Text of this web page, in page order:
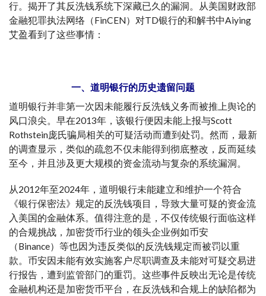
行。揭开了其反洗钱系统下深藏已久的漏洞。从美国财政部
金融犯罪执法网络（FinCEN）对TD银行的和解书中Aiying
艾盈看到了这些事情：
一、道明银行的历史遗留问题
道明银行并非第一次因未能履行反洗钱义务而被推上舆论的
风口浪尖。早在2013年，该银行便因未能上报与Scott
Rothstein庞氏骗局相关的可疑活动而遭到处罚。然而，最新
的调查显示，类似的疏忽不仅未能得到彻底整改，反而延续
至今，并且涉及更大规模的资金流动与复杂的系统漏洞。
从2012年至2024年，道明银行未能建立和维护一个符合
《银行保密法》规定的反洗钱项目，导致大量可疑的资金流
入美国的金融体系。值得注意的是，不仅传统银行面临这样
的合规挑战，加密货币行业的领头企业例如币安
（Binance）等也因为违反类似的反洗钱规定而被罚以重
款。币安因未能有效实施客户尽职调查及未能对可疑交易进
行报告，遭到监管部门的重罚。这些事件反映出无论是传统
金融机构还是加密货币平台，在反洗钱和合规上的缺陷都为